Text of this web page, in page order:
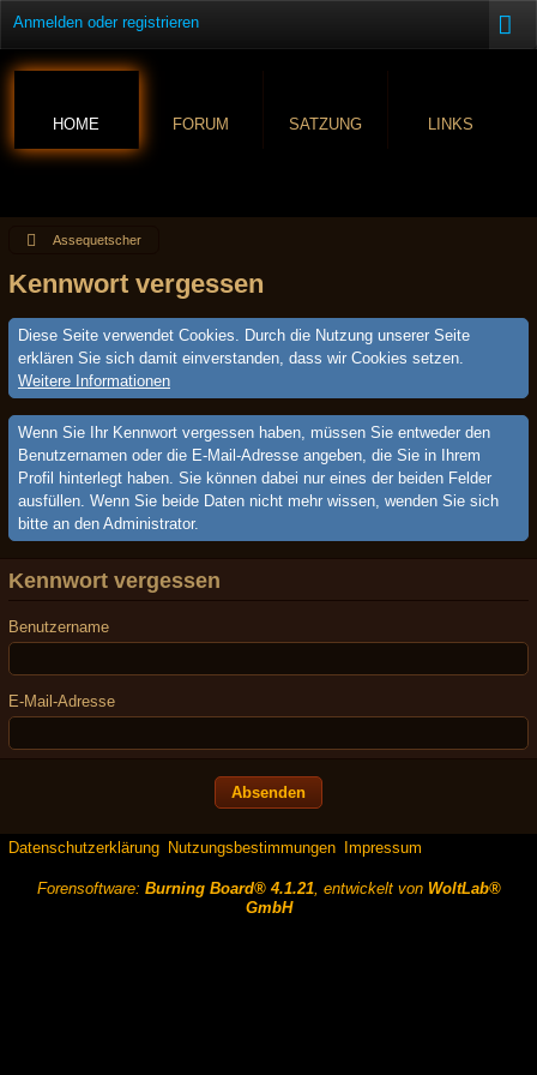
Anmelden oder registrieren
HOME FORUM SATZUNG LINKS
Assequetscher
Kennwort vergessen
Diese Seite verwendet Cookies. Durch die Nutzung unserer Seite
erklären Sie sich damit einverstanden, dass wir Cookies setzen.
Weitere Informationen
Wenn Sie Ihr Kennwort vergessen haben, müssen Sie entweder den
Benutzernamen oder die E-Mail-Adresse angeben, die Sie in Ihrem
Profil hinterlegt haben. Sie können dabei nur eines der beiden Felder
ausfüllen. Wenn Sie beide Daten nicht mehr wissen, wenden Sie sich
bitte an den Administrator.
Kennwort vergessen
Benutzername
E-Mail-Adresse
Datenschutzerklärung Nutzungsbestimmungen Impressum
Forensoftware: Burning Board® 4.1.21, entwickelt von WoltLab®
GmbH